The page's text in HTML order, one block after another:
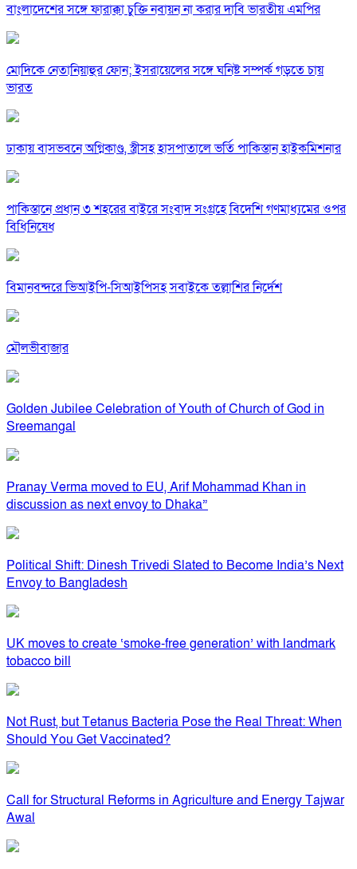
বাংলাদেশের সঙ্গে ফারাক্কা চুক্তি নবায়ন না করার দাবি ভারতীয় এমপির
মোদিকে নেতানিয়াহুর ফোন; ইসরায়েলের সঙ্গে ঘনিষ্ট সম্পর্ক গড়তে চায়
ভারত
ঢাকায় বাসভবনে অগ্নিকাণ্ড, স্ত্রীসহ হাসপাতালে ভর্তি পাকিস্তান হাইকমিশনার
পাকিস্তানে প্রধান ৩ শহরের বাইরে সংবাদ সংগ্রহে বিদেশি গণমাধ্যমের ওপর
বিধিনিষেধ
বিমানবন্দরে ভিআইপি-সিআইপিসহ সবাইকে তল্লাশির নির্দেশ
মৌলভীবাজার
Golden Jubilee Celebration of Youth of Church of God in
Sreemangal
Pranay Verma moved to EU, Arif Mohammad Khan in
discussion as next envoy to Dhaka”
Political Shift: Dinesh Trivedi Slated to Become India’s Next
Envoy to Bangladesh
UK moves to create ‘smoke-free generation’ with landmark
tobacco bill
Not Rust, but Tetanus Bacteria Pose the Real Threat: When
Should You Get Vaccinated?
Call for Structural Reforms in Agriculture and Energy Tajwar
Awal